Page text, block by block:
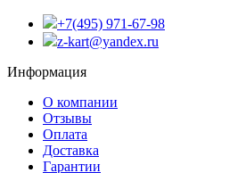
+7(495) 971-67-98
z-kart@yandex.ru
Информация
О компании
Отзывы
Оплата
Доставка
Гарантии